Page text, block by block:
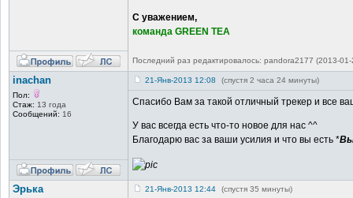
С уважением,
команда GREEN TEA
Последний раз редактировалось: pandora2177 (2013-
inachan
Пол:
Стаж: 13 года
Сообщений: 16
21-Янв-2013 12:08 (спустя 2 часа 24 минуты)
Спасибо Вам за такой отличный трекер и все
У вас всегда есть что-то новое для нас ^^
Благодарю вас за ваши усилия и что вы есть *
Эрька 21-Янв-2013 12:44 (спустя 35 минуты)